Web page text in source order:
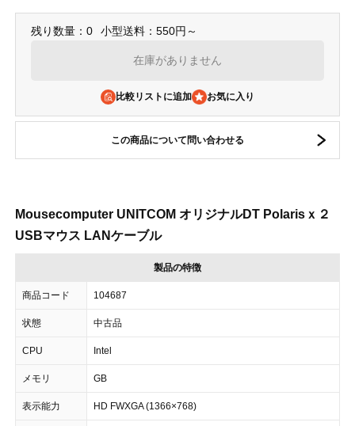
残り数量：0 小型送料：550円～
在庫がありません
比較リストに追加
この商品について問い合わせる
Mousecomputer UNITCOM オリジナルDT Polarisｘ２
USBマウス LANケーブル
製品の特徴
商品コード 104687
状態 中古品
CPU Intel
メモリ GB
表示能力 HD FWXGA (1366×768)